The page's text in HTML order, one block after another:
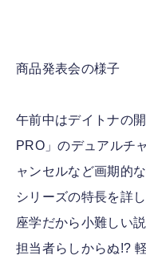
商品発表会の様子
午前中はデイトナの
PRO」のデュアルチ
ャンセルなど画期的
シリーズの特長を詳し
座学だから小難しい
担当者らしからぬ!?